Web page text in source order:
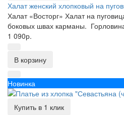
Халат женский хлопковый на
Халат «Восторг» Халат на
боковых швах карманы.
1 090р.
В корзину
Новинка
Купить в 1 клик